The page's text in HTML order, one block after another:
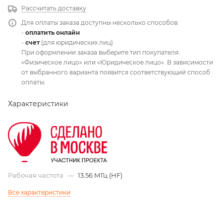
Рассчитать доставку
Для оплаты заказа доступны несколько способов:
- оплатить онлайн
- счет(для юридических лиц)
При оформлении заказа выберите тип покупателя:
«Физическое лицо» или «Юридическое лицо». В зависимости
от выбранного варианта появится соответствующий способ
оплаты.
Характеристики
Рабочая частота — 13.56 МГц (HF)
Все характеристики